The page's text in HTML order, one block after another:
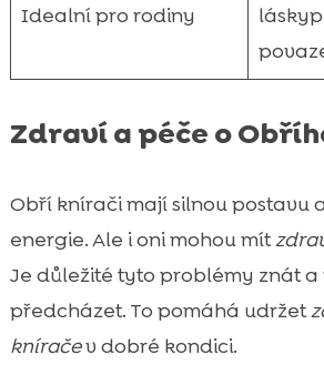
Idealní pro rodiny
Zdraví a péče o
Obří knírači mají silnou postavu
energie. Ale i oni mohou mít
Je důležité tyto problémy znát a
předcházet. To pomáhá udržet
kníračev dobré kondici.